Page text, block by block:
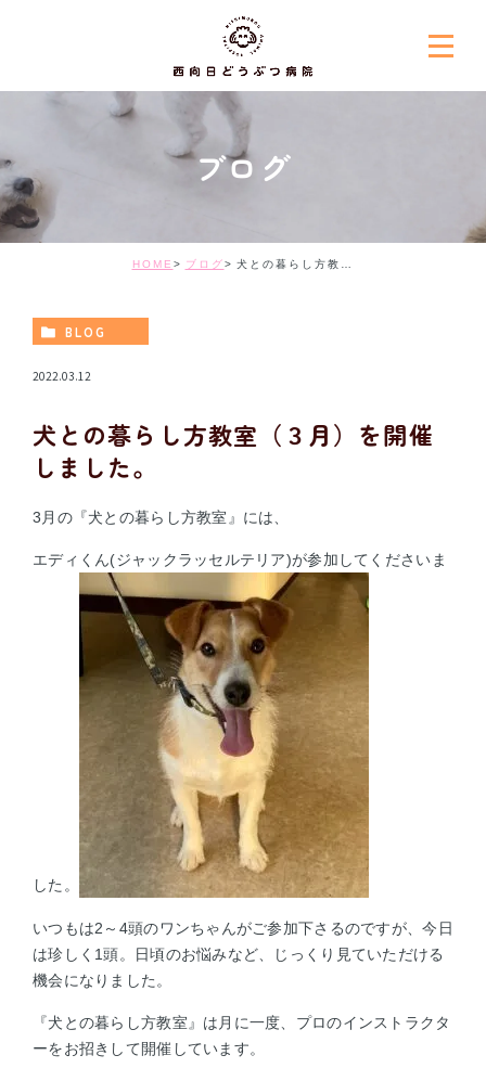
ブログ
HOME ブログ 犬との暮らし方教室（３月）を開催しました。
BLOG
2022.03.12
犬との暮らし方教室（３月）を開催
しました。
3月の『犬との暮らし方教室』には、
エディくん(ジャックラッセルテリア)が参加してくださいま
した。
いつもは2～4頭のワンちゃんがご参加下さるのですが、今日
は珍しく1頭。
日頃のお悩みなど、じっくり見ていただける
機会になりました。
『犬との暮らし方教室』は月に一度、プロのインストラクタ
ーをお招きして開催しています。